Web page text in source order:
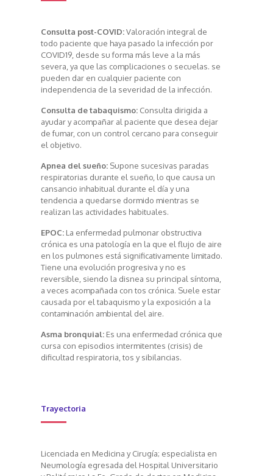
Consulta post-COVID:Valoración integral de
todo paciente que haya pasado la infección por
COVID19, desde su forma más leve a la más
severa, ya que las complicaciones o secuelas. se
pueden dar en cualquier paciente con
independencia de la severidad de la infección.
Consulta de tabaquismo:Consulta dirigida a
ayudar y acompañar al paciente que desea dejar
de fumar, con un control cercano para conseguir
el objetivo.
Apnea del sueño:Supone sucesivas paradas
respiratorias durante el sueño, lo que causa un
cansancio inhabitual durante el día y una
tendencia a quedarse dormido mientras se
realizan las actividades habituales.
EPOC:La enfermedad pulmonar obstructiva
crónica es una patología en la que el flujo de aire
en los pulmones está significativamente limitado.
Tiene una evolución progresiva y no es
reversible, siendo la disnea su principal síntoma,
a veces acompañada con tos crónica. Suele estar
causada por el tabaquismo y la exposición a la
contaminación ambiental del aire.
Asma bronquial:Es una enfermedad crónica que
cursa con episodios intermitentes (crisis) de
dificultad respiratoria, tos y sibilancias.
Trayectoria
Licenciada en Medicina y Cirugía; especialista en
Neumología egresada del Hospital Universitario